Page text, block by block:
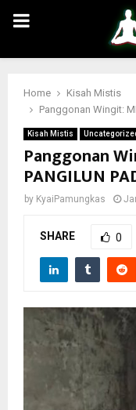
PRIMARY
MENU
Home
Kisah Mistis
Panggonan Wingit:
Kisah Mistis
Panggonan
PANGILUN
by KyaiPamungkas
SHARE 0